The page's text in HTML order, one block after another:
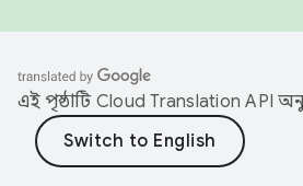
এই পৃষ্ঠাটি Cloud Translation API